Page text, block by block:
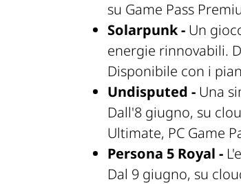
su Game Pass
Solarpunk - Un
energie rinnovabili.
Disponibile con i
Undisputed - Una
Dall'8 giugno, su
Ultimate, PC Game
Persona 5 Royal -
Dal 9 giugno, su